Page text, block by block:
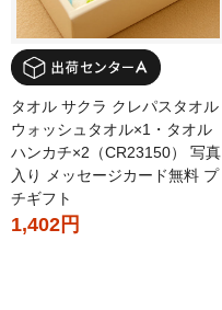
タオル サクラ クレパスタオル
ウォッシュタオル×1・タオル
ハンカチ×2（CR23150） 写真
入り メッセージカード無料 プ
チギフト
1,402円